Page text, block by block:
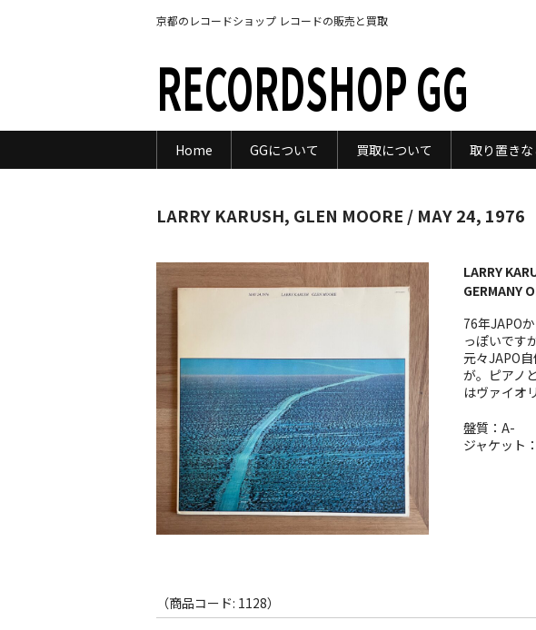
京都のレコードショップ レコードの販売と買取
RECORDSHOP GG
Home GGについて 買取について 取り置き
LARRY KARUSH, GLEN MOORE / MAY 24, 1976
LARRY
GERMANY
76年JAPO
っぽいです
元々JAPO
が。ピアノ
はヴァイオ
盤質：A-
ジャケット
（商品コード: 1128）